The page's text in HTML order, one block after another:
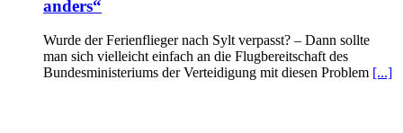
anders“
Wurde der Ferienflieger nach Sylt verpasst? – Dann sollte
man sich vielleicht einfach an die Flugbereitschaft des
Bundesministeriums der Verteidigung mit diesen Problem [...]